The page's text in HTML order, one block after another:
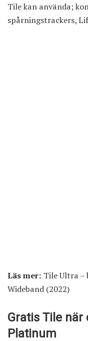
Tile kan använda;
spårningstrackers,
Läs mer: Tile Ultra –
Wideband (2022)
Gratis Tile
Platinum